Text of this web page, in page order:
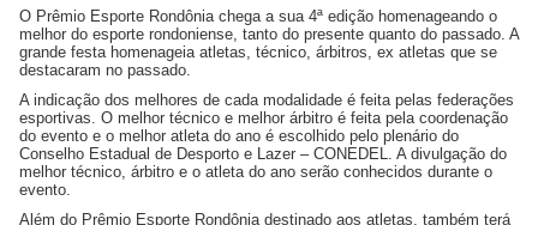
O Prêmio Esporte Rondônia chega a sua 4ª edição homenageando o
melhor do esporte rondoniense, tanto do presente quanto do passado. A
grande festa homenageia atletas, técnico, árbitros, ex atletas que se
destacaram no passado.
A indicação dos melhores de cada modalidade é feita pelas federações
esportivas. O melhor técnico e melhor árbitro é feita pela coordenação
do evento e o melhor atleta do ano é escolhido pelo plenário do
Conselho Estadual de Desporto e Lazer – CONEDEL. A divulgação do
melhor técnico, árbitro e o atleta do ano serão conhecidos durante o
evento.
Além do Prêmio Esporte Rondônia destinado aos atletas, também terá